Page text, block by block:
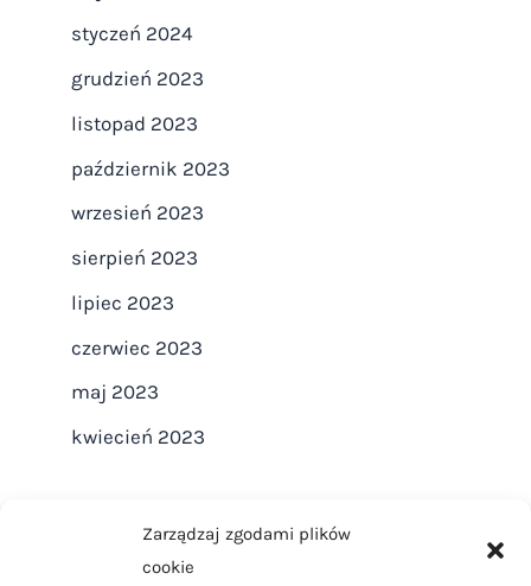
Zarządzaj zgodami plików
cookie
styczeń 2024
grudzień 2023
listopad 2023
październik 2023
wrzesień 2023
sierpień 2023
lipiec 2023
czerwiec 2023
maj 2023
kwiecień 2023